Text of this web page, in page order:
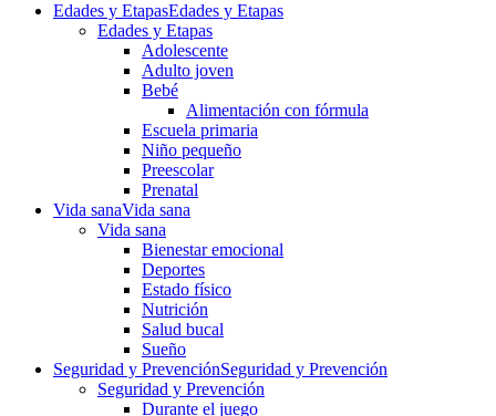
Edades y EtapasEdades y Etapas
Edades y Etapas
Adolescente
Adulto joven
Bebé
Alimentación con fórmula
Escuela primaria
Niño pequeño
Preescolar
Prenatal
Vida sanaVida sana
Vida sana
Bienestar emocional
Deportes
Estado físico
Nutrición
Salud bucal
Sueño
Seguridad y PrevenciónSeguridad y Prevención
Seguridad y Prevención
Durante el juego